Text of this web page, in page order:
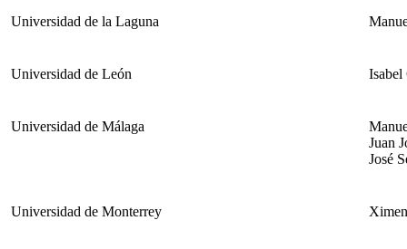
Universidad de la Laguna
Universidad de León Isabel
Universidad de Málaga
Juan
José
Universidad de Monterrey